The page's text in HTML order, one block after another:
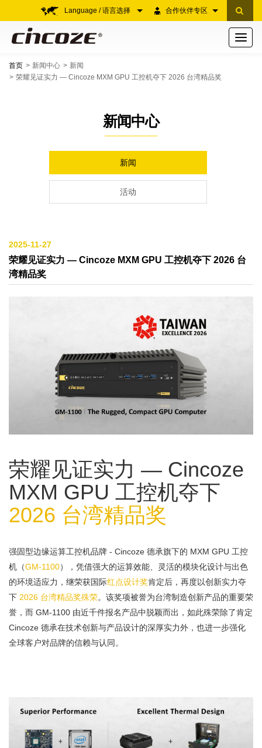
合作伙伴专区
Language / 语言选择
Toggle
首页 新闻中心
新闻
荣耀见证实力 — Cincoze MXM GPU 工控机夺下 2026 台湾精品奖
新闻中心
新闻
活动
2025-11-27
荣耀见证实力 — Cincoze MXM GPU 工控机夺下 2026 台
湾精品奖
荣耀见证实力 — Cincoze
MXM GPU 工控机夺下
2026 台湾精品奖
强固型边缘运算工控机品牌 - Cincoze 德承旗下的 MXM GPU 工控
机（GM-1100），凭借强大的运算效能、灵活的模块化设计与出色
的环境适应力，继荣获国际红点设计奖肯定后，再度以创新实力夺
下 2026 台湾精品奖殊荣。该奖项被誉为台湾制造创新产品的重要荣
誉，而 GM-1100 由近千件报名产品中脱颖而出，如此殊荣除了肯定
Cincoze 德承在技术创新与产品设计的深厚实力外，也进一步强化
全球客户对品牌的信赖与认同。